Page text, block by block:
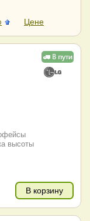
Цене
высоты
В корзину